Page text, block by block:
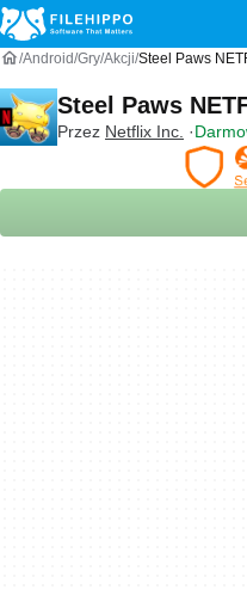
Android Gry Akcji Steel Paws
Steel Paws
Przez Netflix Inc.